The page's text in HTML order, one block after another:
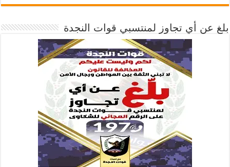
بلغ عن أي تجاوز لمنتسبي قوات النجدة